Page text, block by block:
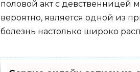
половой акт с девственницей
вероятно, является одной из
болезнь настолько широко